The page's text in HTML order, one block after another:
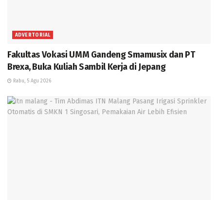
ADVERTORIAL
Fakultas Vokasi UMM Gandeng Smamusix dan PT
Brexa, Buka Kuliah Sambil Kerja di Jepang
Rabu, 5 Agu 2026